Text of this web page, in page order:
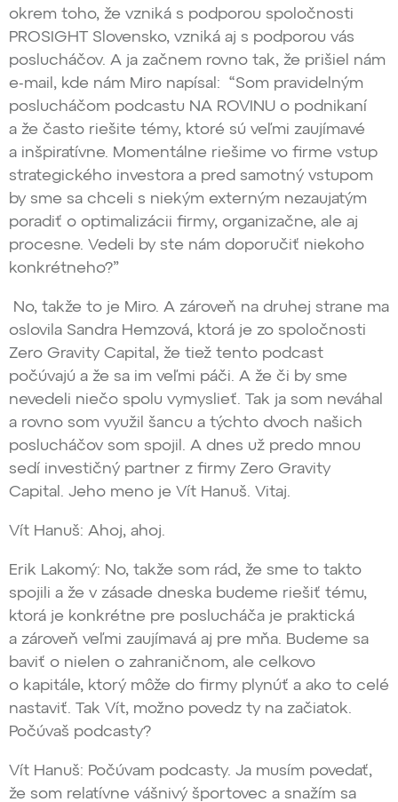
okrem toho, že vzniká s podporou spoločnosti
PROSIGHT Slovensko, vzniká aj s podporou vás
poslucháčov. A ja začnem rovno tak, že prišiel nám
e-mail, kde nám Miro napísal: “Som pravidelným
poslucháčom podcastu NA ROVINU o podnikaní
a že často riešite témy, ktoré sú veľmi zaujímavé
a inšpiratívne. Momentálne riešime vo firme vstup
strategického investora a pred samotný vstupom
by sme sa chceli s niekým externým nezaujatým
poradiť o optimalizácii firmy, organizačne, ale aj
procesne. Vedeli by ste nám doporučiť niekoho
konkrétneho?”
No, takže to je Miro. A zároveň na druhej strane ma
oslovila Sandra Hemzová, ktorá je zo spoločnosti
Zero Gravity Capital, že tiež tento podcast
počúvajú a že sa im veľmi páči. A že či by sme
nevedeli niečo spolu vymyslieť. Tak ja som neváhal
a rovno som využil šancu a týchto dvoch našich
poslucháčov som spojil. A dnes už predo mnou
sedí investičný partner z firmy Zero Gravity
Capital. Jeho meno je Vít Hanuš. Vitaj.
Vít Hanuš: Ahoj, ahoj.
Erik Lakomý: No, takže som rád, že sme to takto
spojili a že v zásade dneska budeme riešiť tému,
ktorá je konkrétne pre poslucháča je praktická
a zároveň veľmi zaujímavá aj pre mňa. Budeme sa
baviť o nielen o zahraničnom, ale celkovo
o kapitále, ktorý môže do firmy plynúť a ako to celé
nastaviť. Tak Vít, možno povedz ty na začiatok.
Počúvaš podcasty?
Vít Hanuš: Počúvam podcasty. Ja musím povedať,
že som relatívne vášnivý športovec a snažím sa